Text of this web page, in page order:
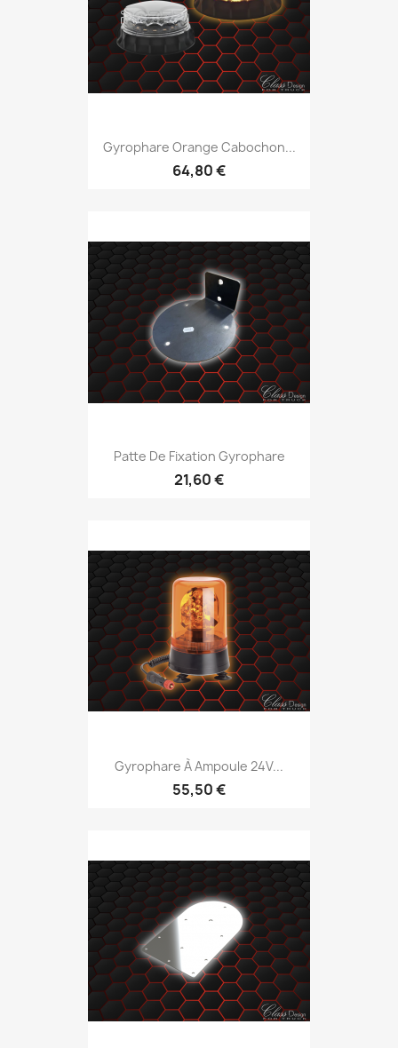
Gyrophare Orange Cabochon...
64,80 €
Patte De Fixation Gyrophare
21,60 €
Gyrophare À Ampoule 24V...
55,50 €